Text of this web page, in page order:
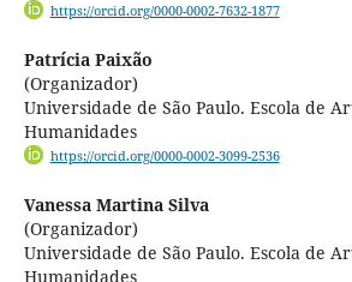
https://orcid.org/0000-0002-7632-1877
Patrícia Paixão
(Organizador)
Universidade de São Paulo. Escola de
Humanidades
https://orcid.org/0000-0002-3099-2536
Vanessa Martina Silva
(Organizador)
Universidade de São Paulo. Escola de
Humanidades